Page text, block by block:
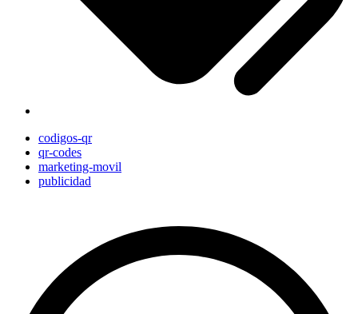
codigos-qr
qr-codes
marketing-movil
publicidad